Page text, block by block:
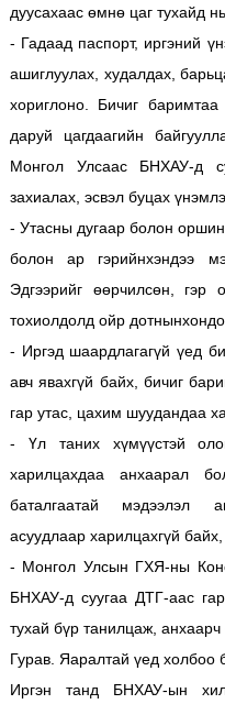
дуусахаас өмнө цаг тухайд
- Гадаад паспорт, иргэний
ашиглуулах, худалдах,
хориглоно. Бичиг баримтаа
даруй цагдаагийн
Монгол Улсаас БНХАУ-д
захиалах, эсвэл буцах
- Утасны дугаар болон оршин
болон ар гэрийнхэндээ
Эдгээрийг өөрчилсөн, гэр
тохиолдолд ойр
- Иргэд шаардлагагүй үед
авч явахгүй байх, бичиг
гар утас, цахим шуудандаа
- Үл таних хүмүүстэй
харилцахдаа анхаарал
баталгаатай мэдээлэл
асуудлаар харилцахгүй байх,
- Монгол Улсын ГХЯ-ны
БНХАУ-д суугаа ДТГ-аас
тухай бүр танилцаж, анхаарч
Гурав. Яаралтай үед холбоо
Иргэн танд БНХАУ-ын